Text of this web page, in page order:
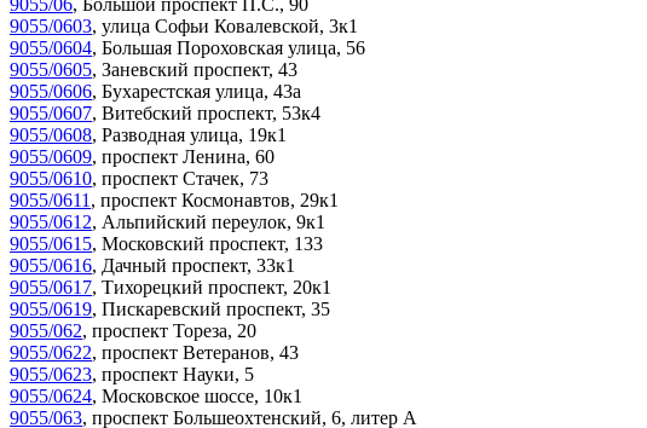
9055/06, Большой проспект П.С., 90
9055/0603, улица Софьи Ковалевской, 3к1
9055/0604, Большая Пороховская улица, 56
9055/0605, Заневский проспект, 43
9055/0606, Бухарестская улица, 43а
9055/0607, Витебский проспект, 53к4
9055/0608, Разводная улица, 19к1
9055/0609, проспект Ленина, 60
9055/0610, проспект Стачек, 73
9055/0611 , проспект Космонавтов, 29к1
9055/0612, Альпийский переулок, 9к1
9055/0615, Московский проспект, 133
9055/0616, Дачный проспект, 33к1
9055/0617, Тихорецкий проспект, 20к1
9055/0619, Пискаревский проспект, 35
9055/062, проспект Тореза, 20
9055/0622, проспект Ветеранов, 43
9055/0623, проспект Науки, 5
9055/0624, Московское шоссе, 10к1
9055/063, проспект Большеохтенский, 6, литер А